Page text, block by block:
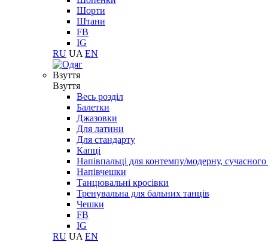
Шорти
Штани
FB
IG
RU UA EN
Взуття
Взуття
Весь розділ
Балетки
Джазовки
Для латини
Для стандарту
Капці
Напівпальці для контемпу/модерну,
Напівчешки
Танцювальні кросівки
Тренувальна для бальних танців
Чешки
FB
IG
RU UA EN